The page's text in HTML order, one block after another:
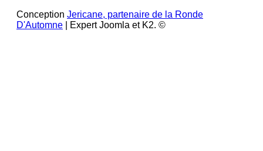
Conception Jericane, partenaire de la Ronde
D'Automne | Expert Joomla et K2. ©